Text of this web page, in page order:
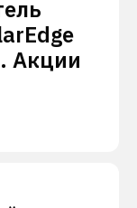
Акции